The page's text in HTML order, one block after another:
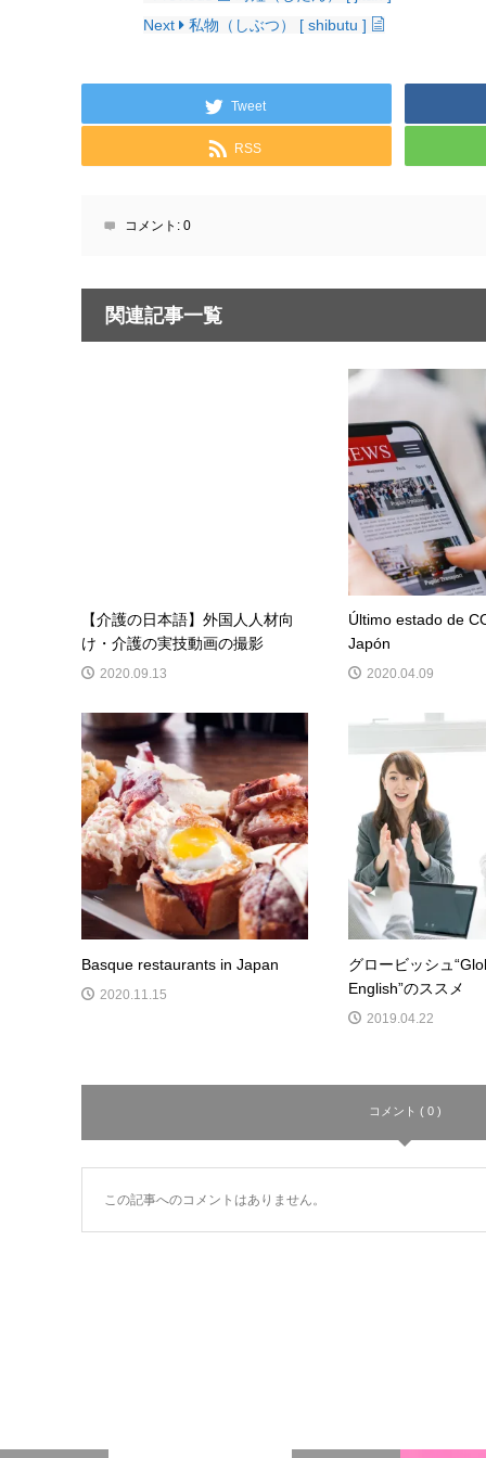
Next
私物（しぶつ） [ shibutu ]
Tweet
RSS
コメント: 0
関連記事一覧
【介護の日本語】外国人人材向
け・介護の実技動画の撮影
2020.09.13
Último estado de
Japón
2020.04.09
Basque restaurants in Japan
2020.11.15
グロービッシュ
English”のススメ
2019.04.22
コメント ( 0 )
この記事へのコメントはありません。